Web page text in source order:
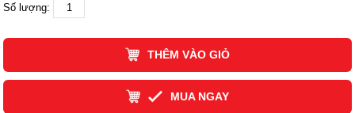
Số lượng:
THÊM VÀO GIỎ
MUA NGAY